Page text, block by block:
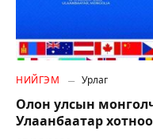
НИЙГЭМ Урлаг
Олон улсын
Улаанбаатар